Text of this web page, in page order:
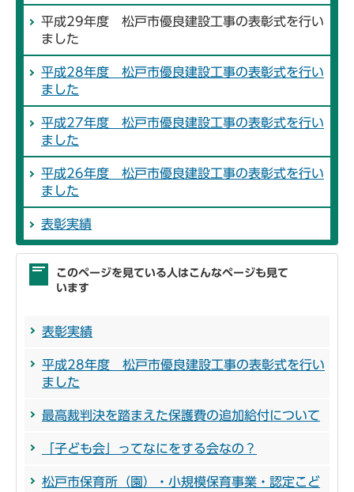
平成29年度 松戸市優良建設工事の表彰式を行い
ました
平成28年度 松戸市優良建設工事の表彰式を行い
ました
平成27年度 松戸市優良建設工事の表彰式を行い
ました
平成26年度 松戸市優良建設工事の表彰式を行い
ました
表彰実績
このページを見ている人はこんなページも見て
います
表彰実績
平成28年度 松戸市優良建設工事の表彰式を行い
ました
最高裁判決を踏まえた保護費の追加給付について
「子ども会」ってなにをする会なの？
松戸市保育所（園）・小規模保育事業・認定こど